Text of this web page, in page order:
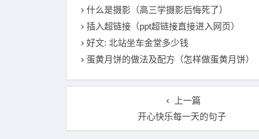
什么是摄影（高三学摄影后悔死了）
插入超链接（ppt超链接直接进入网页）
好文: 北站坐车金堂多少钱
蛋黄月饼的做法及配方（怎样做蛋黄月饼）
上一篇
开心快乐每一天的句子